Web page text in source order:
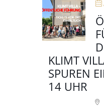
KLIMT
SPUREN
14 UHR